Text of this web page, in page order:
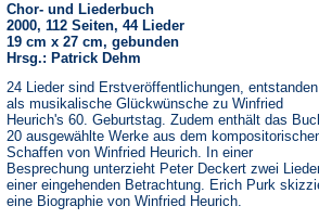
Chor- und Liederbuch
2000, 112 Seiten, 44 Lieder
19 cm x 27 cm, gebunden
Hrsg.: Patrick Dehm
24 Lieder sind Erstveröffentlichungen, entstanden
als musikalische Glückwünsche zu Winfried
Heurich's 60. Geburtstag. Zudem enthält das
20 ausgewählte Werke aus dem
Schaffen von Winfried Heurich. In einer
Besprechung unterzieht Peter Deckert zwei
einer eingehenden Betrachtung. Erich Purk
eine Biographie von Winfried Heurich.